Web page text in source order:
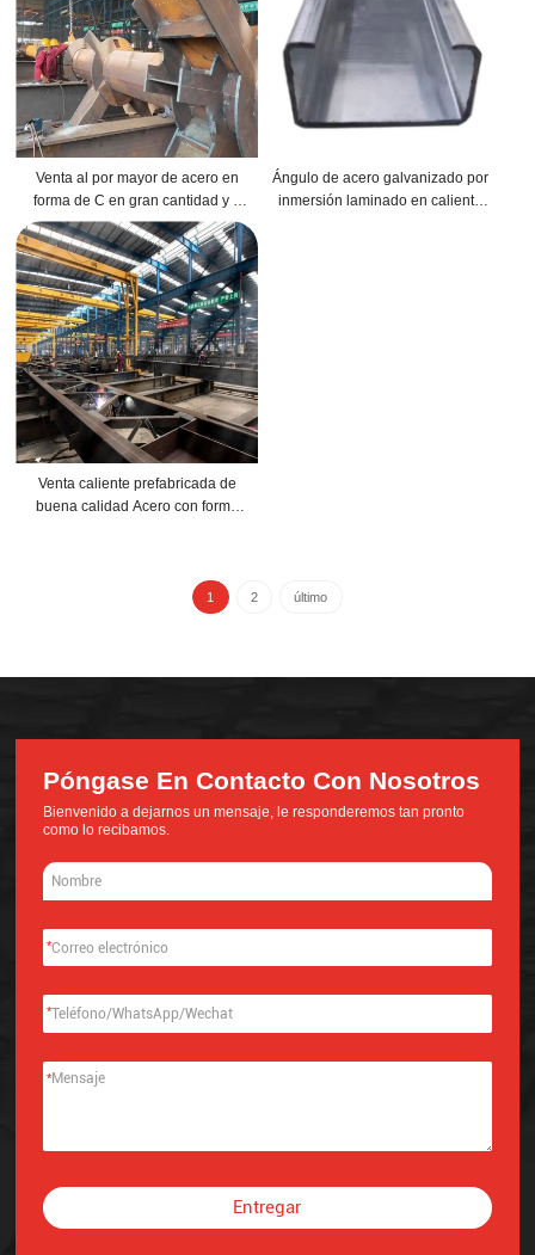
Venta al por mayor de acero en
forma de C en gran cantidad y a
un precio excelente
Ángulo de acero galvanizado por
inmersión laminado en caliente
Venta caliente prefabricada de
buena calidad Acero con forma
1 2 último
Póngase En Contacto Con Nosotros
Bienvenido a dejarnos un mensaje, le responderemos tan pronto
como lo recibamos.
*
*
*
Entregar